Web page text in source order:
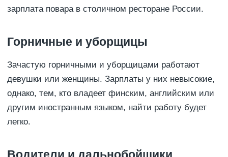
зарплата повара в столичном ресторане России.
Горничные и уборщицы
Зачастую горничными и уборщицами работают
девушки или женщины. Зарплаты у них невысокие,
однако, тем, кто владеет финским, английским или
другим иностранным языком, найти работу будет
легко.
Водители и дальнобойщики